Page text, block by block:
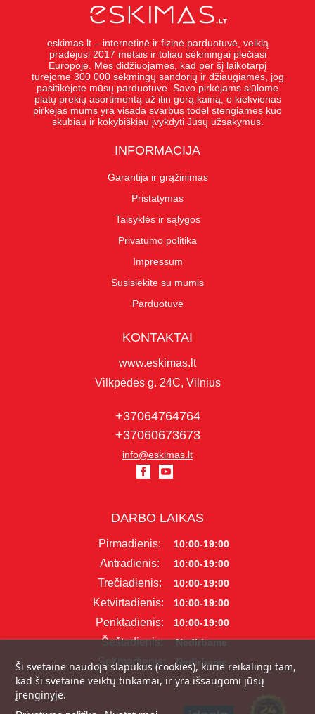
eskimas.lt – internetinė ir fizinė parduotuvė, veiklą
pradėjusi 2017 metais ir toliau sėkmingai plečiasi
Europoje. Mes didžiuojames, kad per šį laikotarpį
turėjome 300 000 sėkmingų sandorių ir džiaugiamės, jog
pasitikėjote mūsų parduotuve. Savo pirkėjams siūlome
platų prekių asortimentą už itin gerą kainą, o kiekvienas
pirkėjas mums yra visada svarbus todėl stengiames kuo
skubiau ir kokybiškiau įvykdyti Jūsų užsakymus.
INFORMACIJA
Garantija ir grąžinimas
Pristatymas
Taisyklės ir sąlygos
Privatumo politika
Impressum
Susisiekite su mumis
Parduotuvė
KONTAKTAI
www.eskimas.lt
Vilkpėdės g. 24C, Vilnius
+37064764764
+37060673673
info@eskimas.lt
DARBO LAIKAS
Pirmadienis: 10:00-19:00
Antradienis: 10:00-19:00
Trečiadienis: 10:00-19:00
Ketvirtadienis: 10:00-19:00
Penktadienis: 10:00-19:00
Šeštadienis: Nedirbame
Sekmadienis: Nedirbame
Ši svetainė naudoja slapukus (cookies), kurie reikalingi tam,
kad ši svetainė veiktų tinkamai, ir yra išsaugomi jūsų
įrenginyje.